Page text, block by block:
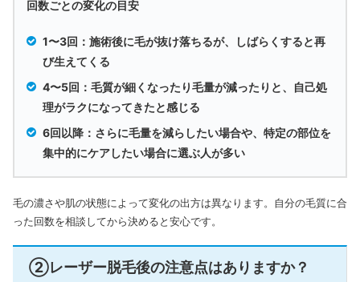
回数ごとの変化の目安
1〜3回：施術後に毛が抜け落ちるが、しばらくすると再
び生えてくる
4〜5回：毛質が細くなったり毛量が減ったりと、自己処
理がラクになってきたと感じる
6回以降：さらに毛量を減らしたい場合や、特定の部位を
集中的にケアしたい場合に選ぶ人が多い
毛の濃さや肌の状態によって変化の出方は異なります。自分の毛質に合
った回数を相談してから決めると安心です。
②レーザー脱毛後の注意点はありますか？